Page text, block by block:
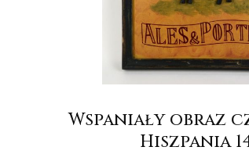
Wspaniały obraz
Hiszpania